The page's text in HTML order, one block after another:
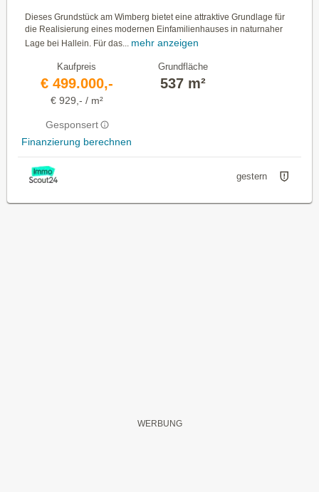
Dieses Grundstück am Wimberg bietet eine attraktive Grundlage für
die Realisierung eines modernen Einfamilienhauses in naturnaher
Lage bei Hallein. Für das...
mehr anzeigen
Kaufpreis
€ 499.000,-
€ 929,- / m²
Gesponsert
Finanzierung berechnen
Grundfläche
537 m²
gestern